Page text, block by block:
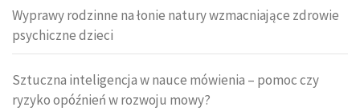
Wyprawy rodzinne na łonie natury wzmacniające zdrowie
psychiczne dzieci
Sztuczna inteligencja w nauce mówienia – pomoc czy
ryzyko opóźnień w rozwoju mowy?